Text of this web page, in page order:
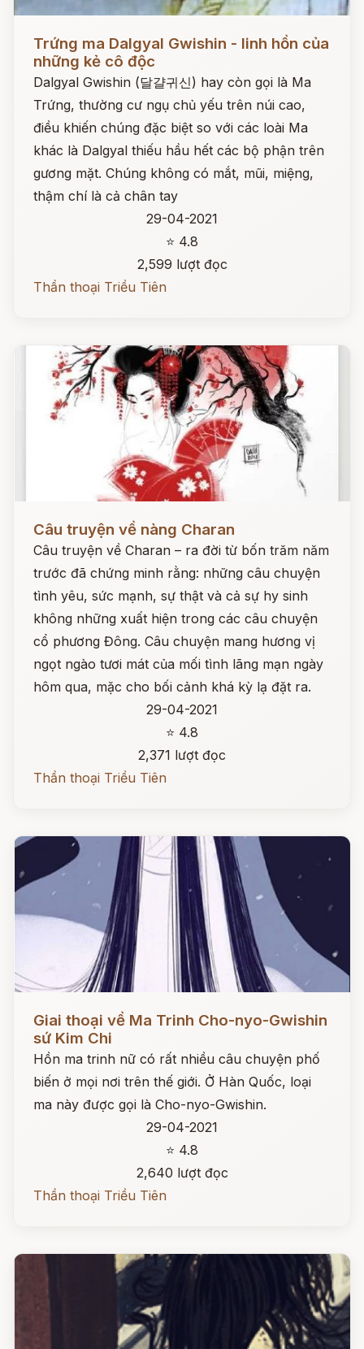
Trứng ma Dalgyal Gwishin - linh hồn của
những kẻ cô độc
Dalgyal Gwishin (달걀귀신) hay còn gọi là Ma
Trứng, thường cư ngụ chủ yếu trên núi cao,
điều khiến chúng đặc biệt so với các loài Ma
khác là Dalgyal thiếu hầu hết các bộ phận trên
gương mặt. Chúng không có mắt, mũi, miệng,
thậm chí là cả chân tay
29-04-2021
⭐ 4.8
2,599 lượt đọc
Thần thoại Triều Tiên
Câu truyện về nàng Charan
Câu truyện về Charan – ra đời từ bốn trăm năm
trước đã chứng minh rằng: những câu chuyện
tình yêu, sức mạnh, sự thật và cả sự hy sinh
không những xuất hiện trong các câu chuyện
cổ phương Đông. Câu chuyện mang hương vị
ngọt ngào tươi mát của mối tình lãng mạn ngày
hôm qua, mặc cho bối cảnh khá kỳ lạ đặt ra.
29-04-2021
⭐ 4.8
2,371 lượt đọc
Thần thoại Triều Tiên
Giai thoại về Ma Trinh Cho-nyo-Gwishin
sứ Kim Chi
Hồn ma trinh nữ có rất nhiều câu chuyện phố
biến ở mọi nơi trên thế giới. Ở Hàn Quốc, loại
ma này được gọi là Cho-nyo-Gwishin.
29-04-2021
⭐ 4.8
2,640 lượt đọc
Thần thoại Triều Tiên